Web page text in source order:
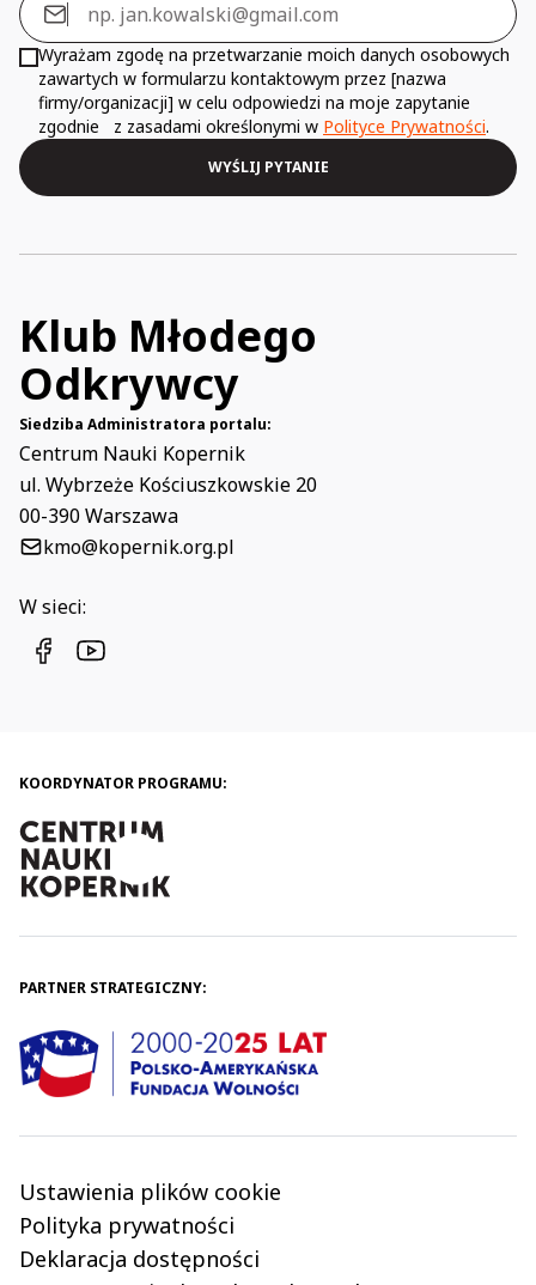
Klub Młodego
Odkrywcy
Siedziba Administratora portalu:
Centrum Nauki Kopernik
ul. Wybrzeże Kościuszkowskie 20
00-390 Warszawa
kmo@kopernik.org.pl
W sieci:
programkmo
youtube kmo
Wyrażam zgodę na przetwarzanie moich danych osobowych
zawartych w formularzu kontaktowym przez [nazwa
firmy/organizacji] w celu odpowiedzi na moje zapytanie
zgodnie z zasadami określonymi w Polityce Prywatności.
WYŚLIJ PYTANIE
KOORDYNATOR PROGRAMU:
PARTNER STRATEGICZNY:
Ustawienia plików cookie
Polityka prywatności
Deklaracja dostępności